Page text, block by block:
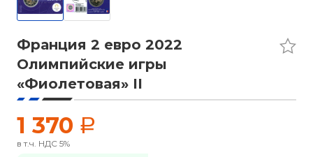
Франция 2 евро 2022
Олимпийские игры
«Фиолетовая» II
1 370 a
в т.ч. НДС 5%